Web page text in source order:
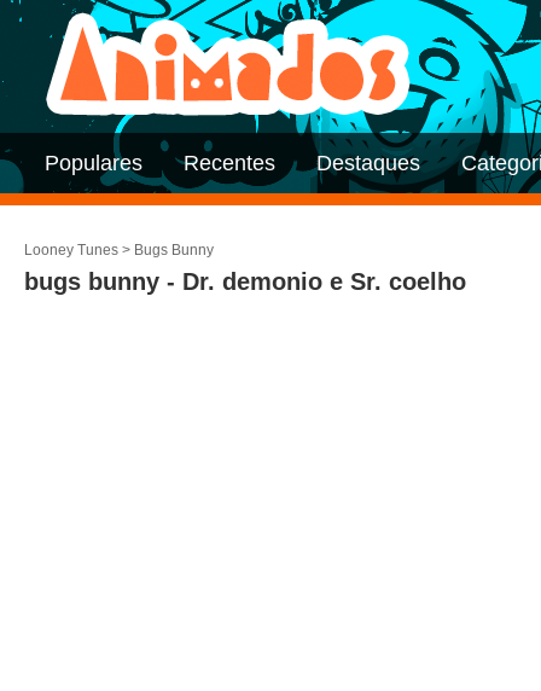
Populares Recentes Destaques
Looney Tunes > Bugs Bunny
bugs bunny - Dr. demonio e Sr. coelho